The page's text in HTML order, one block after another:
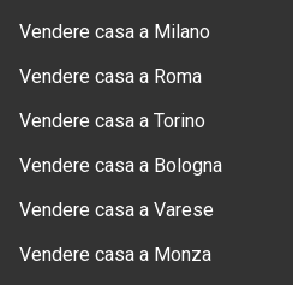
Vendere casa a Milano
Vendere casa a Roma
Vendere casa a Torino
Vendere casa a Bologna
Vendere casa a Varese
Vendere casa a Monza